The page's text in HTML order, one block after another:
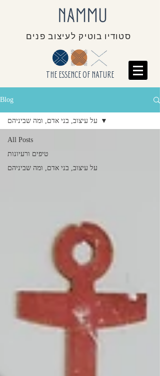
THE ESSENCE OF NATURE
Blog
All Posts
טיפים ורעיונות
על עיצוב, בני אדם, ומה שביניהם
על עיצוב, בני אדם, ומה שביניהם